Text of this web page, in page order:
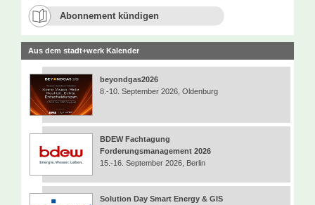
Abonnement kündigen
Aus dem stadt+werk Kalender
beyondgas2026
8.-10. September 2026, Oldenburg
BDEW Fachtagung
Forderungsmanagement 2026
15.-16. September 2026, Berlin
Solution Day Smart Energy & GIS